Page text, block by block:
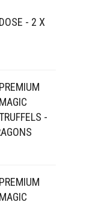
- 2 X
PREMIUM
MAGIC
-
PREMIUM
MAGIC